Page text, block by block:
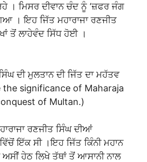
। ਮਿਸਰ ਦੀਵਾਨ ਚੰਦ ਨੂੰ ‘ਜ਼ਫਰ ਜੰਗ
। ਇਹ ਜਿੱਤ ਮਹਾਰਾਜਾ ਰਣਜੀਤ
ਤੋਂ ਲਾਹੇਵੰਦ ਸਿੱਧ ਹੋਈ ।
ਦੀ ਮੁਲਤਾਨ ਦੀ ਜਿੱਤ ਦਾ ਮਹੱਤਵ
significance of Maharaja
of Multan.)
ਰਣਜੀਤ ਸਿੰਘ ਦੀਆਂ
ਇੱਕ ਸੀ ।ਇਹ ਜਿੱਤ ਕਿੰਨੀ ਮਹਾਨ
ਹੇਠ ਲਿਖੇ ਤੱਥਾਂ ਤੋਂ ਆਸਾਨੀ ਨਾਲ